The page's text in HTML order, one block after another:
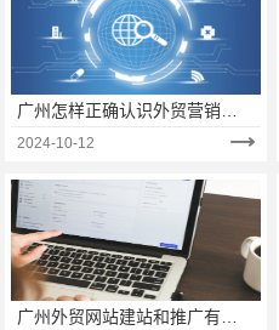
广州怎样正确认识外贸营销网
站与外贸网络营销？
2024-10-12
广州外贸网站建站和推广有哪